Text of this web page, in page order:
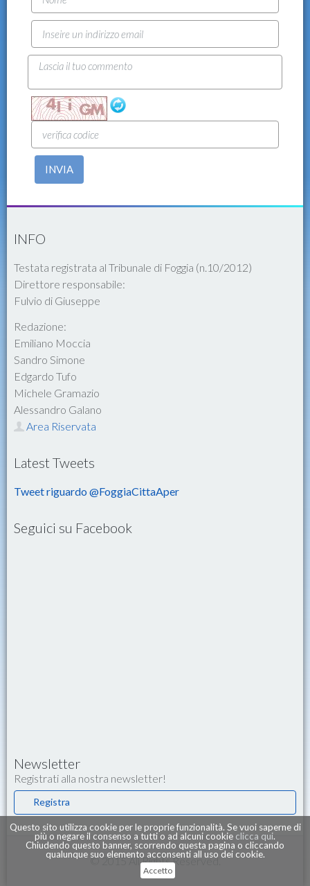
Questo sito utilizza cookie per le proprie funzionalità. Se vuoi saperne di
più o negare il consenso a tutti o ad alcuni cookie clicca qui.
Chiudendo questo banner, scorrendo questa pagina o cliccando
qualunque suo elemento acconsenti all uso dei cookie.
Accetto
INVIA
INFO
Testata registrata al Tribunale di Foggia (n.10/2012)
Direttore responsabile:
Fulvio di Giuseppe
Redazione:
Emiliano Moccia
Sandro Simone
Edgardo Tufo
Michele Gramazio
Alessandro Galano
Area Riservata
Latest Tweets
Tweet riguardo @FoggiaCittaAper
Seguici su Facebook
Newsletter
Registrati alla nostra newsletter!
Registra
© 2015 All Rights Reserved.